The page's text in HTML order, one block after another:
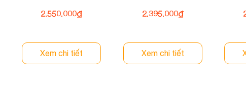
2.550.000₫
Xem chi tiết
2.395.000₫
Xem chi tiết